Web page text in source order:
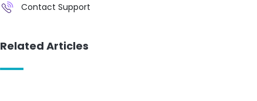
Contact Support
Related Articles